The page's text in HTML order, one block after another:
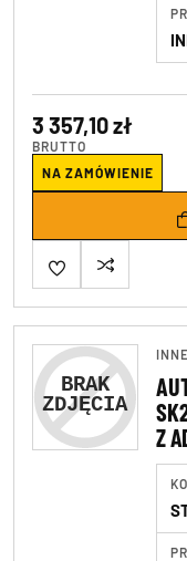
3 357,10 zł
BRUTTO
NA ZAMÓWIENIE
Z